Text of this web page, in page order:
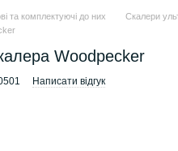
та комплектуючі до них
Скалери
Woodpecker
Написати відгук